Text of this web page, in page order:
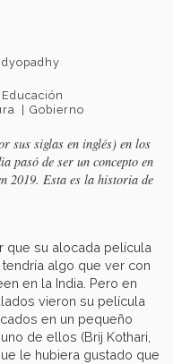
Educación
Gobierno
sus siglas en inglés) en los
pasó de ser un concepto en
2019. Esta es la historia de
que su alocada película
tendría algo que ver con
en la India. Pero en
vieron su película
en un pequeño
de ellos (Brij Kothari,
le hubiera gustado que